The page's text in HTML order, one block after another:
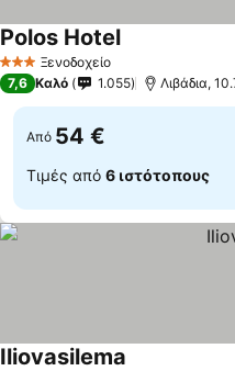
3 ΑστέριαΞενοδοχείο
Polos Hotel
7,6 Καλό 1.055 Λιβάδια,
Από 54 €
Τιμές από 6 ιστότοπους
Iliovasilema